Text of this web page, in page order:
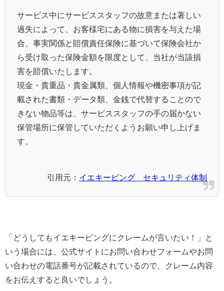
サービス中にサービススタッフの故意または著しい
過失によって、お客様宅にある物に損害を与えた場
合、事実関係と賠償責任保険に基づいて保険会社か
ら受け取った保険金額を限度として、当社が当該損
害を賠償いたします。
現金・貴重品・貴金属類、個人情報や機密事項が記
載された書類・データ類、金銭で代替することので
きない物品等は、サービススタッフの手の届かない
保管場所に保管していただくようお願い申し上げま
す。
引用元： イエキーピング セキュリティ体制
「どうしてもイエキーピングにクレームが言いたい！」と
いう場合には、公式サイトにお問い合わせフォームやお問
い合わせの電話番号が記載されているので、クレーム内容
をお伝えすると良いでしょう。